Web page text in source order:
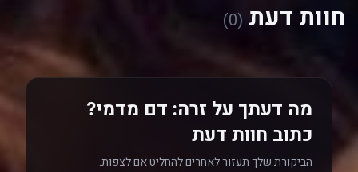
חוות דעת (0)
מה דעתך על זרה: דם מדמי?
כתוב חוות דעת
הביקורת שלך תעזור לאחרים להחליט אם לצפות.